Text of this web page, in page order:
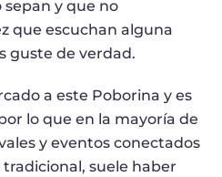
y que no
que escuchan alguna
guste de verdad.
a este Poborina y es
lo que en la mayoría de
y eventos conectados
suele haber